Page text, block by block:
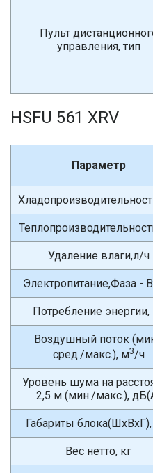
Пульт
управления, тип
HSFU 561 XRV
Параметр
Удаление влаги,л/ч
Электропитание,Фаза -
Потребление энергии,
Воздушный поток
сред./макс.), м3/ч
Уровень шума на
2,5 м (мин./макс.),
Габариты
Вес нетто, кг